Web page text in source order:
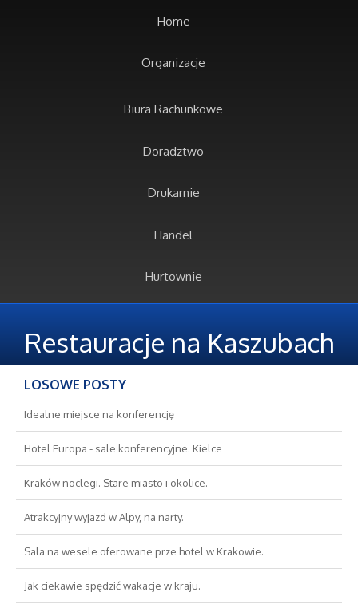
Home
Organizacje
Biura Rachunkowe
Doradztwo
Drukarnie
Handel
Hurtownie
Oferty Pracy
Ekologia
Banki, Przelewy, Waluty, Kantory
Wykończenia
Projektowanie
Restauracje na Kaszubach
LOSOWE POSTY
Idealne miejsce na konferencję
Hotel Europa - sale konferencyjne. Kielce
Kraków noclegi. Stare miasto i okolice.
Atrakcyjny wyjazd w Alpy, na narty.
Sala na wesele oferowane prze hotel w Krakowie.
Jak ciekawie spędzić wakacje w kraju.